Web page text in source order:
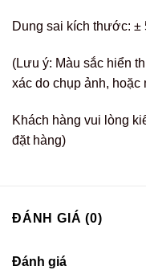
Dung sai kích thước: ±
(Lưu ý: Màu sắc hiển
xác do chụp ảnh, hoặc
Khách hàng vui lòng
đặt hàng)
ĐÁNH GIÁ (0)
Đánh giá